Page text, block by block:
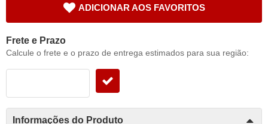
ADICIONAR AOS FAVORITOS
Frete e Prazo
Calcule o frete e o prazo de entrega estimados para sua região:
Informações do Produto